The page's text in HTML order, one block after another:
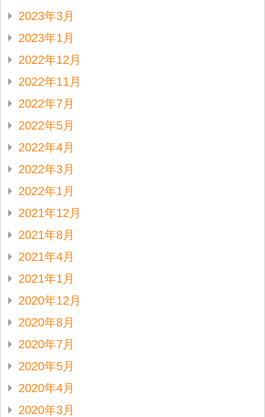
2023年3月
2023年1月
2022年12月
2022年11月
2022年7月
2022年5月
2022年4月
2022年3月
2022年1月
2021年12月
2021年8月
2021年4月
2021年1月
2020年12月
2020年8月
2020年7月
2020年5月
2020年4月
2020年3月